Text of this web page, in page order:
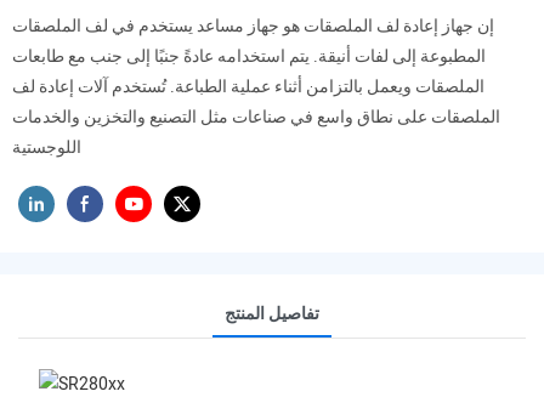
إن جهاز إعادة لف الملصقات هو جهاز مساعد يستخدم في لف الملصقات
المطبوعة إلى لفات أنيقة. يتم استخدامه عادةً جنبًا إلى جنب مع طابعات
الملصقات ويعمل بالتزامن أثناء عملية الطباعة. تُستخدم آلات إعادة لف
الملصقات على نطاق واسع في صناعات مثل التصنيع والتخزين والخدمات
اللوجستية
تفاصيل المنتج